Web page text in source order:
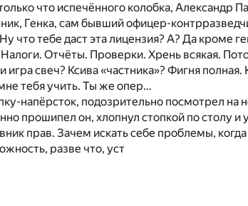
что испечённого колобка, Александр
Генка, сам бывший офицер-
что тебе даст эта лицензия? А? Да кроме
Отчёты. Проверки. Хрень всякая.
свеч? Ксива «частника»? Фигня полная.
тебя учить. Ты же опер…
напёрсток, подозрительно посмотрел на
прошипел он, хлопнул стопкой по столу и
прав. Зачем искать себе проблемы, когда
разве что, уст